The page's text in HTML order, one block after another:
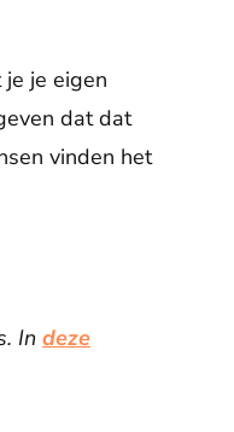
je eigen
dat dat
vinden het
In deze